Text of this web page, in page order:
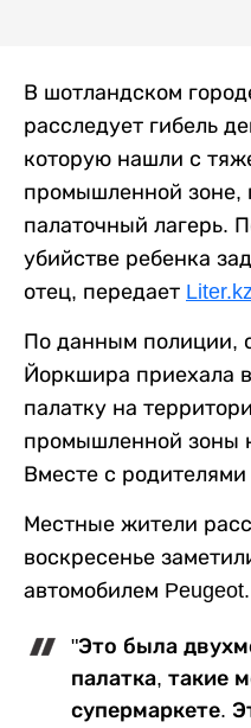
В шотландском
расследует гибель
которую нашли с
промышленной зоне,
палаточный лагерь.
убийстве ребенка
отец, передает Liter.kz
По данным полиции,
Йоркшира приехала
палатку на
промышленной зоны
Вместе с
Местные жители
воскресенье
автомобилем Peugeot.
"Это была
палатка, такие
супермаркете.